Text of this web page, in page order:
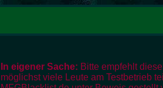
In eigener Sache: Bitte empfehlt
möglichst viele Leute am Testbetrieb